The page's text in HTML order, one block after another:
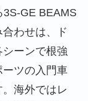
3S-GE BEAMS
わせは、ド
ーンで根強
ツの入門車
海外ではレ